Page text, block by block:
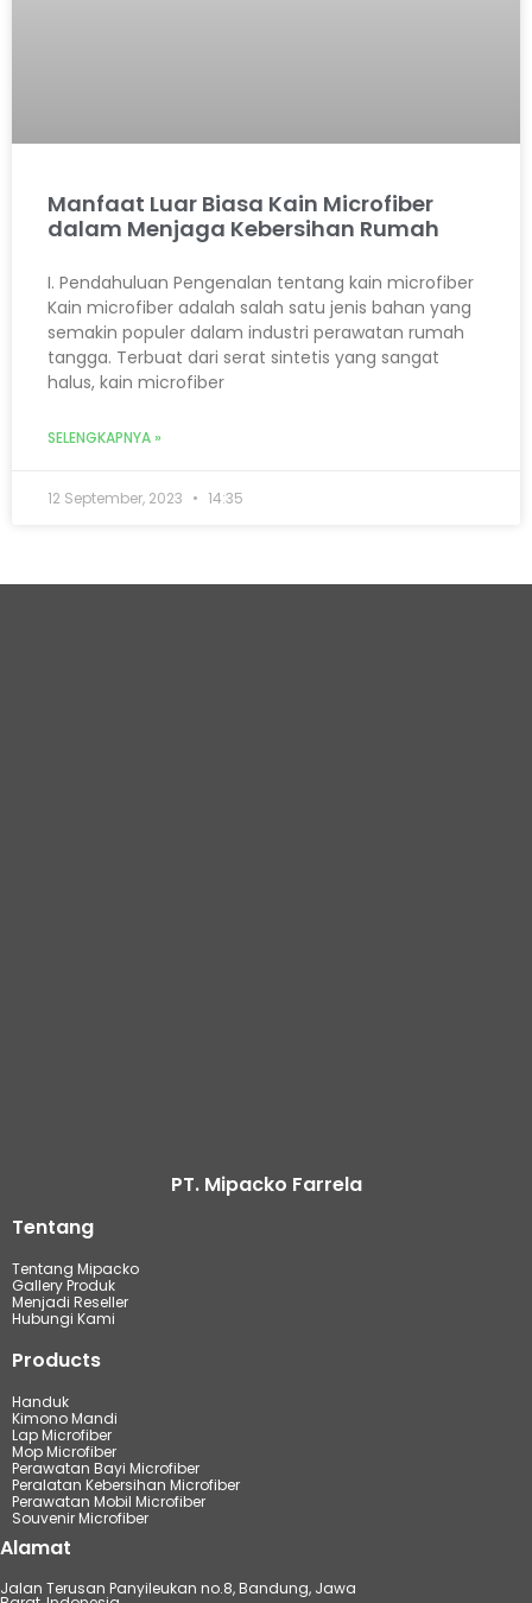
Manfaat Luar Biasa Kain Microfiber
dalam Menjaga Kebersihan Rumah
I. Pendahuluan Pengenalan tentang kain microfiber
Kain microfiber adalah salah satu jenis bahan yang
semakin populer dalam industri perawatan rumah
tangga. Terbuat dari serat sintetis yang sangat
halus, kain microfiber
SELENGKAPNYA »
12 September, 2023 14:35
PT. Mipacko Farrela
Tentang
Tentang Mipacko
Gallery Produk
Menjadi Reseller
Hubungi Kami
Products
Handuk
Kimono Mandi
Lap Microfiber
Mop Microfiber
Perawatan Bayi Microfiber
Peralatan Kebersihan Microfiber
Perawatan Mobil Microfiber
Souvenir Microfiber
Alamat
Jalan Terusan Panyileukan no.8, Bandung, Jawa